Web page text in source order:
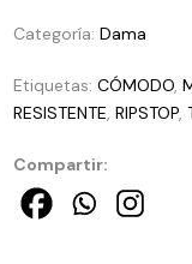
Categoría:Dama
Etiquetas:CÓMODO,
RESISTENTE,RIPSTOP,
Compartir: